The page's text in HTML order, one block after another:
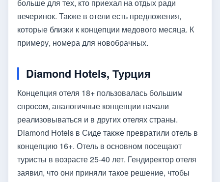
больше для тех, кто приехал на отдых ради
вечеринок. Также в отели есть предложения,
которые близки к концепции медового месяца. К
примеру, номера для новобрачных.
Diamond Hotels, Турция
Концепция отеля 18+ пользовалась большим
спросом, аналогичные концепции начали
реализовываться и в других отелях страны.
Diamond Hotels в Сиде также превратили отель в
концепцию 16+. Отель в основном посещают
туристы в возрасте 25-40 лет. Гендиректор отеля
заявил, что они приняли такое решение, чтобы